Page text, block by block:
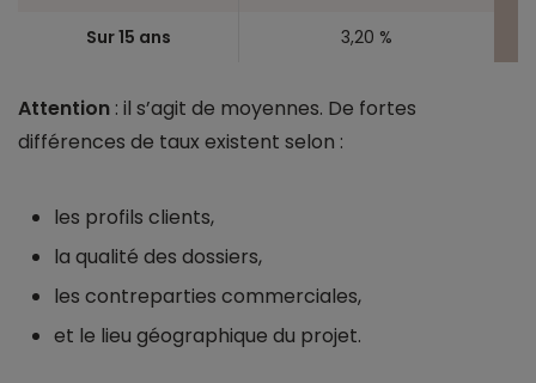
Sur 15 ans 3,20 %
Attention : il s’agit de moyennes. De fortes
différences de taux existent selon :
les profils clients,
la qualité des dossiers,
les contreparties commerciales,
et le lieu géographique du projet.